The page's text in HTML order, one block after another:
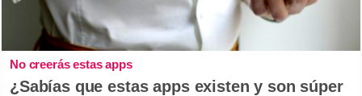
No creerás estas apps
¿Sabías que estas apps existen y son súper